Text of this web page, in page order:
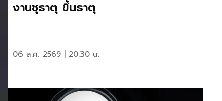
งานชุธาตุ ขึ้นธาตุ
06 ส.ค. 2569 | 20:30 น.